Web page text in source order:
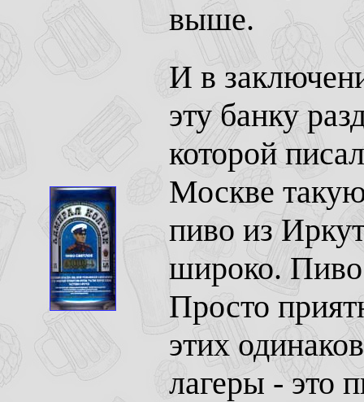
выше.
И в
эту банку
которой
Москве
пиво из
широко. Пиво
Просто
этих
лагеры - это